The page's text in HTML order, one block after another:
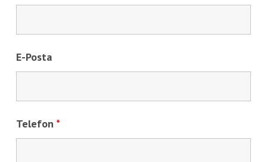
E-Posta
Telefon *